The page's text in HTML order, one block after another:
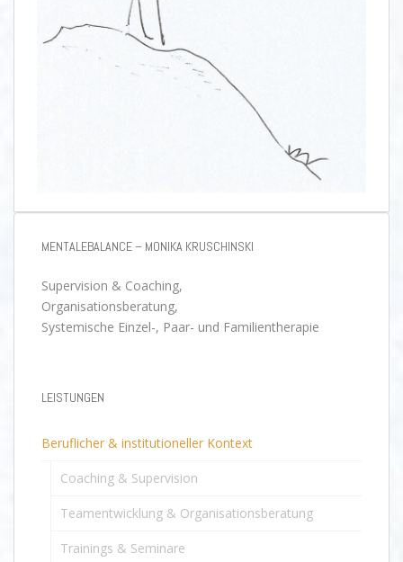
MENTALEBALANCE – MONIKA KRUSCHINSKI
Supervision & Coaching,
Organisationsberatung,
Systemische Einzel-, Paar- und Familientherapie
LEISTUNGEN
Beruflicher & institutioneller Kontext
Coaching & Supervision
Teamentwicklung & Organisationsberatung
Trainings & Seminare